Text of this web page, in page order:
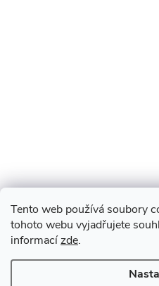
Tento web používá soubory
tohoto webu vyjadřujete
informacízde.